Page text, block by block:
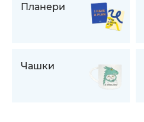
Планери
Чашки